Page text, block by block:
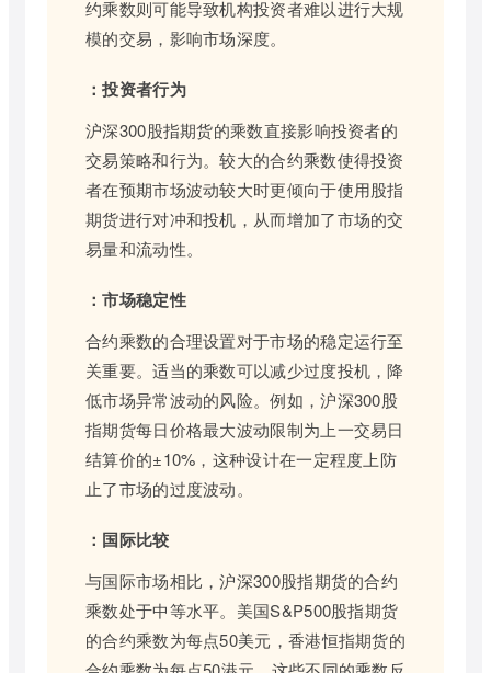
约乘数则可能导致机构投资者难以进行大规
模的交易，影响市场深度。
：投资者行为
沪深300股指期货的乘数直接影响投资者的
交易策略和行为。较大的合约乘数使得投资
者在预期市场波动较大时更倾向于使用股指
期货进行对冲和投机，从而增加了市场的交
易量和流动性。
：市场稳定性
合约乘数的合理设置对于市场的稳定运行至
关重要。适当的乘数可以减少过度投机，降
低市场异常波动的风险。例如，沪深300股
指期货每日价格最大波动限制为上一交易日
结算价的±10%，这种设计在一定程度上防
止了市场的过度波动。
：国际比较
与国际市场相比，沪深300股指期货的合约
乘数处于中等水平。美国S&P500股指期货
的合约乘数为每点50美元，香港恒指期货的